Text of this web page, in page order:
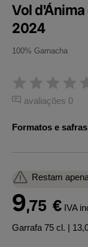
Vol
2024
100% Garnacha
avaliações 0
Formatos e
Restam
9,75 € IVA
Garrafa 75 cl. |